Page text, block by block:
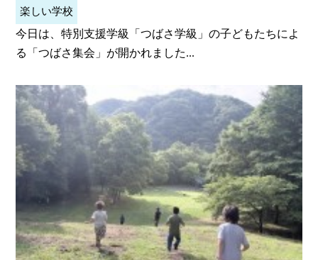
楽しい学校
今日は、特別支援学級「つばさ学級」の子どもたちによ
る「つばさ集会」が開かれました...